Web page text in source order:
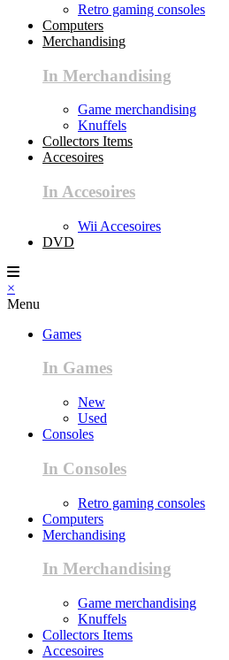
Retro gaming consoles
Computers
Merchandising
In Merchandising
Game merchandising
Knuffels
Collectors Items
Accesoires
In Accesoires
Wii Accesoires
DVD
×
Menu
Games
In Games
New
Used
Consoles
In Consoles
Retro gaming consoles
Computers
Merchandising
In Merchandising
Game merchandising
Knuffels
Collectors Items
Accesoires